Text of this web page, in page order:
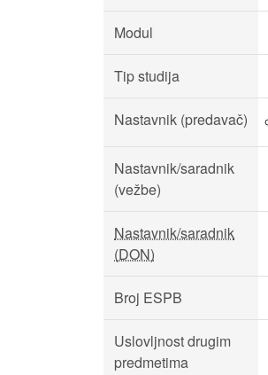
Modul
Tip studija
Nastavnik (predavač)
Nastavnik/saradnik
(vežbe)
Nastavnik/saradnik
(DON)
Broj ESPB
Uslovljnost drugim
predmetima